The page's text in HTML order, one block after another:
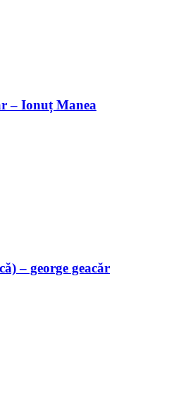
– Ionuț Manea
– george geacăr